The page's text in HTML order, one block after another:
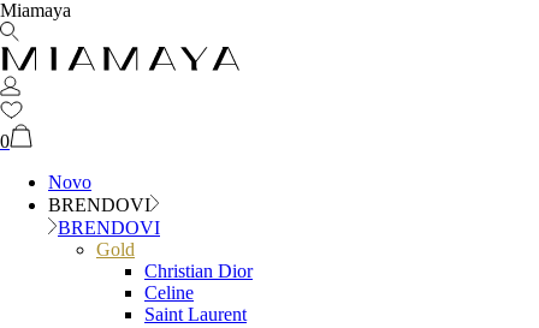
Miamaya
0
Novo
BRENDOVI
BRENDOVI
Gold
Christian Dior
Celine
Saint Laurent